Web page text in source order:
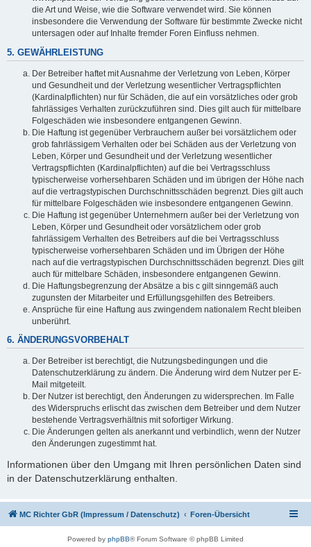
die Art und Weise, wie die Software verwendet wird. Sie können
insbesondere die Verwendung der Software für bestimmte Zwecke nicht
untersagen oder auf Inhalte fremder Foren Einfluss nehmen.
5. GEWÄHRLEISTUNG
Der Betreiber haftet mit Ausnahme der Verletzung von Leben, Körper
und Gesundheit und der Verletzung wesentlicher Vertragspflichten
(Kardinalpflichten) nur für Schäden, die auf ein vorsätzliches oder grob
fahrlässiges Verhalten zurückzuführen sind. Dies gilt auch für mittelbare
Folgeschäden wie insbesondere entgangenen Gewinn.
Die Haftung ist gegenüber Verbrauchern außer bei vorsätzlichem oder
grob fahrlässigem Verhalten oder bei Schäden aus der Verletzung von
Leben, Körper und Gesundheit und der Verletzung wesentlicher
Vertragspflichten (Kardinalpflichten) auf die bei Vertragsschluss
typischerweise vorhersehbaren Schäden und im übrigen der Höhe nach
auf die vertragstypischen Durchschnittsschäden begrenzt. Dies gilt auch
für mittelbare Folgeschäden wie insbesondere entgangenen Gewinn.
Die Haftung ist gegenüber Unternehmern außer bei der Verletzung von
Leben, Körper und Gesundheit oder vorsätzlichem oder grob
fahrlässigem Verhalten des Betreibers auf die bei Vertragsschluss
typischerweise vorhersehbaren Schäden und im Übrigen der Höhe
nach auf die vertragstypischen Durchschnittsschäden begrenzt. Dies gilt
auch für mittelbare Schäden, insbesondere entgangenen Gewinn.
Die Haftungsbegrenzung der Absätze a bis c gilt sinngemäß auch
zugunsten der Mitarbeiter und Erfüllungsgehilfen des Betreibers.
Ansprüche für eine Haftung aus zwingendem nationalem Recht bleiben
unberührt.
6. ÄNDERUNGSVORBEHALT
Der Betreiber ist berechtigt, die Nutzungsbedingungen und die
Datenschutzerklärung zu ändern. Die Änderung wird dem Nutzer per E-
Mail mitgeteilt.
Der Nutzer ist berechtigt, den Änderungen zu widersprechen. Im Falle
des Widerspruchs erlischt das zwischen dem Betreiber und dem Nutzer
bestehende Vertragsverhältnis mit sofortiger Wirkung.
Die Änderungen gelten als anerkannt und verbindlich, wenn der Nutzer
den Änderungen zugestimmt hat.
Informationen über den Umgang mit Ihren persönlichen Daten sind
in der Datenschutzerklärung enthalten.
MC Richter GbR (Impressum / Datenschutz) Foren-Übersicht
Powered by phpBB® Forum Software © phpBB Limited